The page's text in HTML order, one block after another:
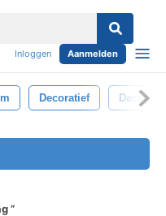
Inloggen Aanmelden
Decoratief Decoratie